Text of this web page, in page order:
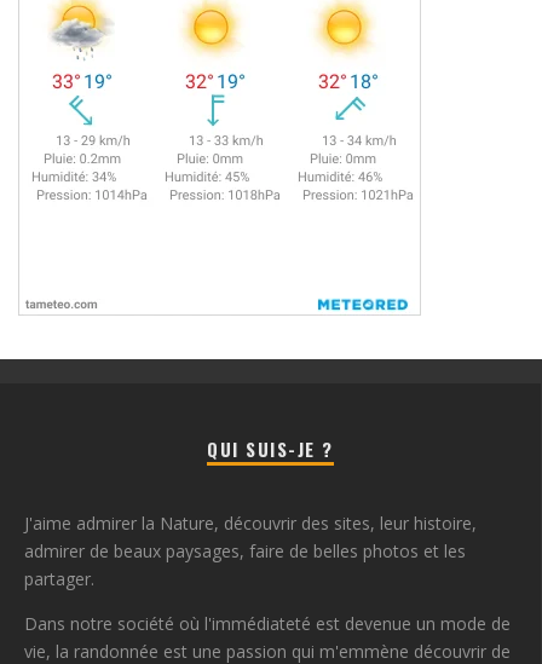
QUI SUIS-JE ?
J'aime admirer la Nature, découvrir des sites, leur histoire,
admirer de beaux paysages, faire de belles photos et les
partager.
Dans notre société où l'immédiateté est devenue un mode de
vie, la randonnée est une passion qui m'emmène découvrir de